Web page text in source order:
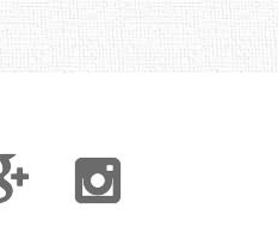
Google
Plus
Instagram